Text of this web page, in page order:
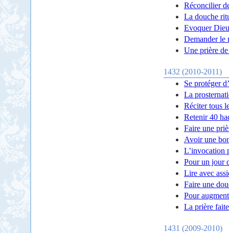
Réconcilier
La douche
Evoquer Dieu
Demander le
Une prière
1432 (2010-2011)
Se protéger
La
Réciter tous
Retenir 40
Faire une
Avoir une
L’invocation
Pour un jour
Lire avec
Faire une
Pour
La prière
1431 (2009-2010)